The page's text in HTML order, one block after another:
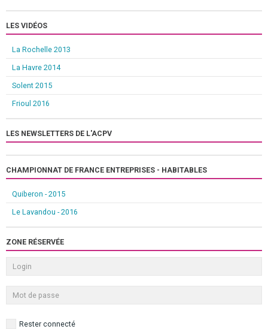
LES VIDÉOS
La Rochelle 2013
La Havre 2014
Solent 2015
Frioul 2016
LES NEWSLETTERS DE L'ACPV
CHAMPIONNAT DE FRANCE ENTREPRISES - HABITABLES
Quiberon - 2015
Le Lavandou - 2016
ZONE RÉSERVÉE
Rester connecté